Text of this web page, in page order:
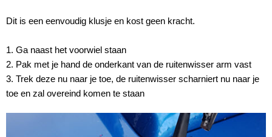
Dit is een eenvoudig klusje en kost geen kracht.
1. Ga naast het voorwiel staan
2. Pak met je hand de onderkant van de ruitenwisser arm vast
3. Trek deze nu naar je toe, de ruitenwisser scharniert nu naar je
toe en zal overeind komen te staan